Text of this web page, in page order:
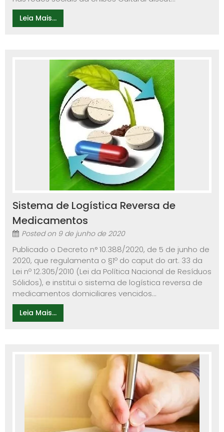
Leia Mais...
Sistema de Logística Reversa de
Medicamentos
Posted on 9 de junho de 2020
Publicado o Decreto n° 10.388/2020, de 5 de junho de
2020, que regulamenta o §1º do caput do art. 33 da
Lei nº 12.305/2010 (Lei da Política Nacional de Resíduos
Sólidos), e institui o sistema de logística reversa de
medicamentos domiciliares vencidos...
Leia Mais...